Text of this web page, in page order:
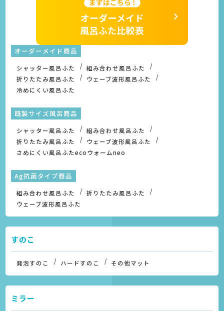
オーダーメイド商品
シャッター風呂ふた
組み合わせ風呂ふた
折りたたみ風呂ふた
ウェーブ波形風呂ふた
冷めにくい風呂ふた
既製サイズ風呂商品
シャッター風呂ふた
組み合わせ風呂ふた
折りたたみ風呂ふた
ウェーブ波形風呂ふた
さめにくい風呂ふたecoウォームneo
Ag抗菌タイプ商品
組み合わせ風呂ふた
折りたたみ風呂ふた
ウェーブ波形風呂ふた
すのこ
発泡すのこ ハードすのこ その他マット
ミラー